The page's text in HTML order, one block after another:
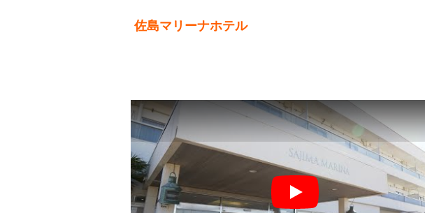
佐島マリーナホテル
Play